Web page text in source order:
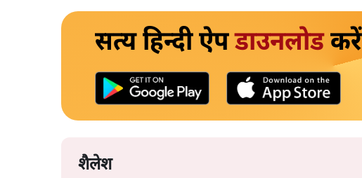
सत्य हिन्दी ऐपडाउनलोडकरें
शैलेश